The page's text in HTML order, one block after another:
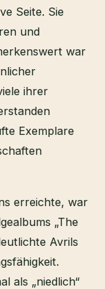
Seite. Sie
und
war
ihrer
Exemplare
erreichte, war
„The
Avrils
als „niedlich“